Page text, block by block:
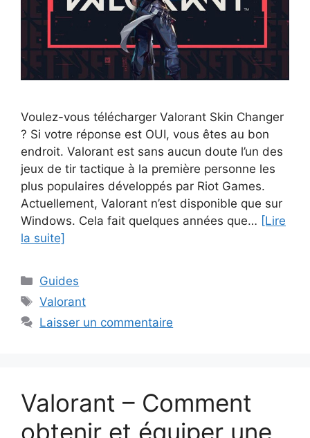
Voulez-vous télécharger Valorant Skin Changer
? Si votre réponse est OUI, vous êtes au bon
endroit. Valorant est sans aucun doute l’un des
jeux de tir tactique à la première personne les
plus populaires développés par Riot Games.
Actuellement, Valorant n’est disponible que sur
Windows. Cela fait quelques années que… [Lire
la suite]
Catégories
Guides
Étiquettes
Valorant
Laisser un commentaire
Valorant – Comment
obtenir et équiper une